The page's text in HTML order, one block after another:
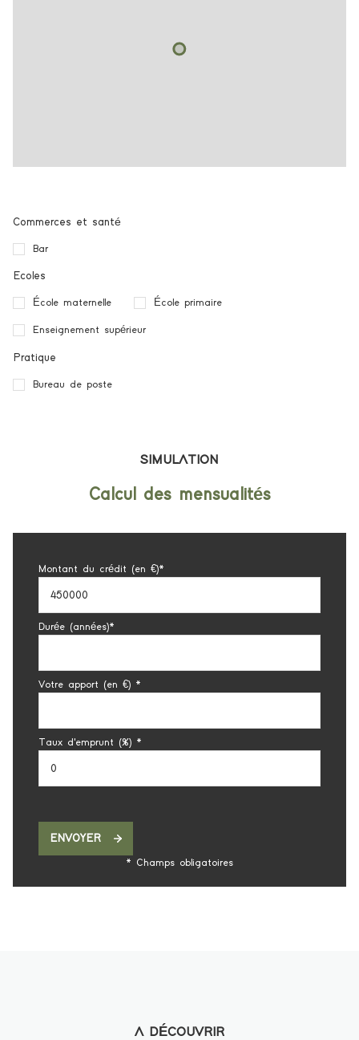
Commerces et santé
Bar
Ecoles
École maternelle École primaire
Enseignement supérieur
Pratique
Bureau de poste
SIMULATION
Calcul des mensualités
Montant du crédit (en €)*
Durée (années)*
Votre apport (en €) *
Taux d'emprunt (%) *
ENVOYER
* Champs obligatoires
A DÉCOUVRIR